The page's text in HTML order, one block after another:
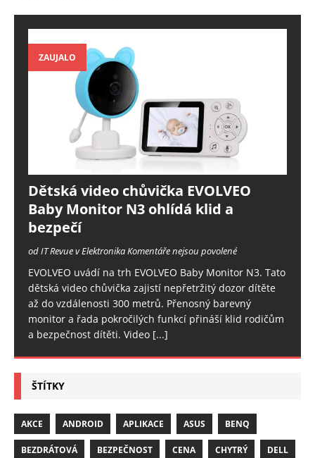
ZAUJALO
Dětská video chůvička EVOLVEO
Baby Monitor N3 ohlídá klid a
bezpečí
od IT Revue v ElektronikaKomentáře nejsou povolené
EVOLVEO uvádí na trh EVOLVEO Baby Monitor N3. Tato
dětská video chůvička zajistí nepřetržitý dozor dítěte
až do vzdálenosti 300 metrů. Přenosný barevný
monitor a řada pokročilých funkcí přináší klid rodičům
a bezpečnost dítěti. Video [...]
ŠTÍTKY
AKCE ANDROID APLIKACE ASUS BENQ
BEZDRÁTOVÁ BEZPEČNOST CENA CHYTRÝ DELL